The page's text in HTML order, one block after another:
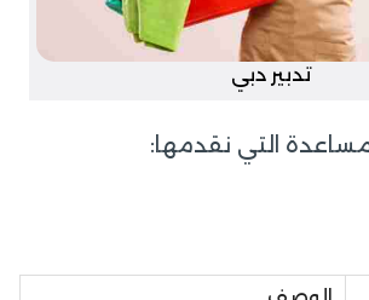
تدبير دبي
التي نقدمها: